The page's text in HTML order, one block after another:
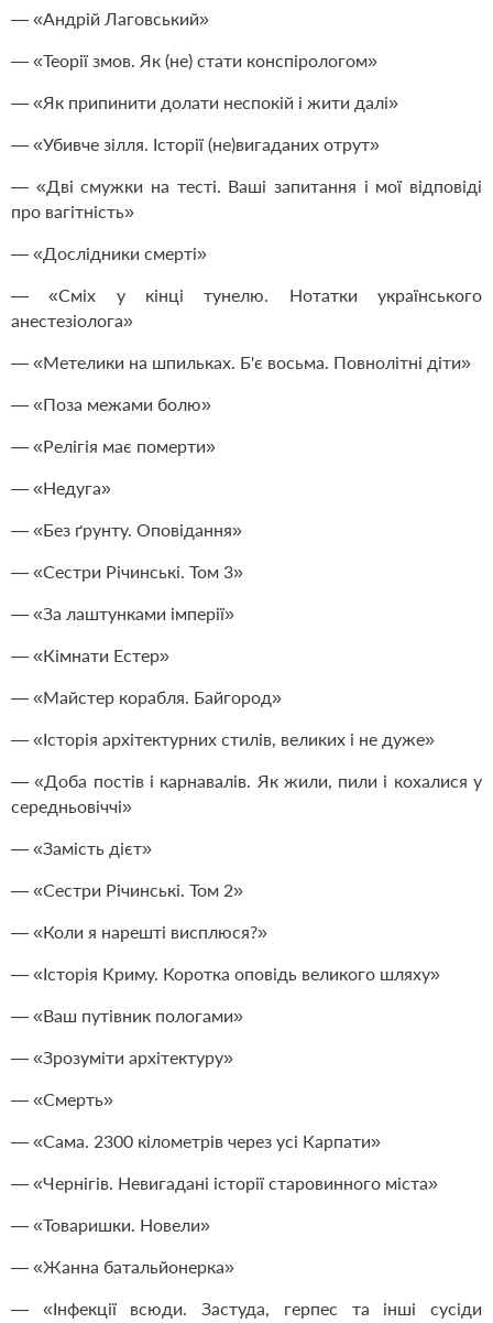
— «Андрій Лаговський»
— «Теорії змов. Як (не) стати конспірологом»
— «Як припинити долати неспокій і жити далі»
— «Убивче зілля. Історії (не)вигаданих отрут»
— «Дві смужки на тесті. Ваші запитання і мої відповіді
про вагітність»
— «Дослідники смерті»
— «Сміх у кінці тунелю. Нотатки українського
анестезіолога»
— «Метелики на шпильках. Б'є восьма. Повнолітні діти»
— «Поза межами болю»
— «Релігія має померти»
— «Недуга»
— «Без ґрунту. Оповідання»
— «Сестри Річинські. Том 3»
— «За лаштунками імперії»
— «Кімнати Естер»
— «Майстер корабля. Байгород»
— «Історія архітектурних стилів, великих і не дуже»
— «Доба постів і карнавалів. Як жили, пили і кохалися у
середньовіччі»
— «Замість дієт»
— «Сестри Річинські. Том 2»
— «Коли я нарешті висплюся?»
— «Історія Криму. Коротка оповідь великого шляху»
— «Ваш путівник пологами»
— «Зрозуміти архітектуру»
— «Смерть»
— «Сама. 2300 кілометрів через усі Карпати»
— «Чернігів. Невигадані історії старовинного міста»
— «Товаришки. Новели»
— «Жанна батальйонерка»
— «Інфекції всюди. Застуда, герпес та інші сусіди